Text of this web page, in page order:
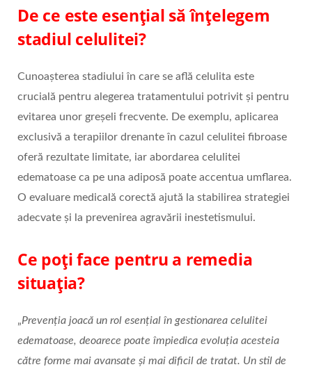
De ce este esențial să înțelegem
stadiul celulitei?
Cunoașterea stadiului în care se află celulita este
crucială pentru alegerea tratamentului potrivit și pentru
evitarea unor greșeli frecvente. De exemplu, aplicarea
exclusivă a terapiilor drenante în cazul celulitei fibroase
oferă rezultate limitate, iar abordarea celulitei
edematoase ca pe una adiposă poate accentua umflarea.
O evaluare medicală corectă ajută la stabilirea strategiei
adecvate și la prevenirea agravării inestetismului.
Ce poți face pentru a remedia
situația?
„Prevenția joacă un rol esențial în gestionarea celulitei
edematoase, deoarece poate împiedica evoluția acesteia
către forme mai avansate și mai dificil de tratat. Un stil de